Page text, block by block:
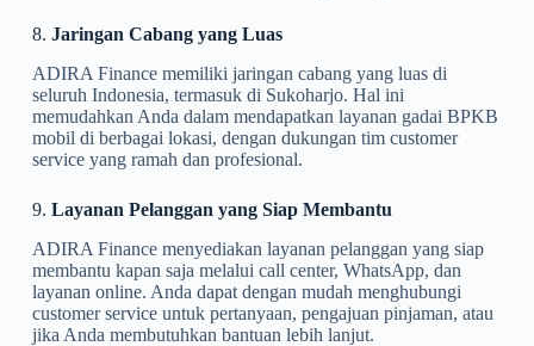
8. Jaringan Cabang yang Luas
ADIRA Finance memiliki jaringan cabang yang luas di
seluruh Indonesia, termasuk di Sukoharjo. Hal ini
memudahkan Anda dalam mendapatkan layanan gadai BPKB
mobil di berbagai lokasi, dengan dukungan tim customer
service yang ramah dan profesional.
9. Layanan Pelanggan yang Siap Membantu
ADIRA Finance menyediakan layanan pelanggan yang siap
membantu kapan saja melalui call center, WhatsApp, dan
layanan online. Anda dapat dengan mudah menghubungi
customer service untuk pertanyaan, pengajuan pinjaman, atau
jika Anda membutuhkan bantuan lebih lanjut.